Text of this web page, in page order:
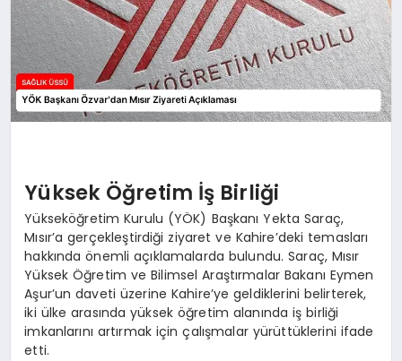
Yüksek Öğretim İş Birliği
Yükseköğretim Kurulu (YÖK) Başkanı Yekta Saraç,
Mısır’a gerçekleştirdiği ziyaret ve Kahire’deki temasları
hakkında önemli açıklamalarda bulundu. Saraç, Mısır
Yüksek Öğretim ve Bilimsel Araştırmalar Bakanı Eymen
Aşur’un daveti üzerine Kahire’ye geldiklerini belirterek,
iki ülke arasında yüksek öğretim alanında iş birliği
imkanlarını artırmak için çalışmalar yürüttüklerini ifade
etti.